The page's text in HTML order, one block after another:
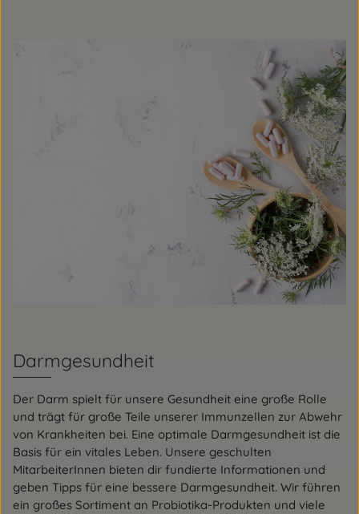
Darmgesundheit
Der Darm spielt für unsere Gesundheit eine große Rolle
und trägt für große Teile unserer Immunzellen zur Abwehr
von Krankheiten bei. Eine optimale Darmgesundheit ist die
Basis für ein vitales Leben. Unsere geschulten
MitarbeiterInnen bieten dir fundierte Informationen und
geben Tipps für eine bessere Darmgesundheit. Wir führen
ein großes Sortiment an Probiotika-Produkten und viele